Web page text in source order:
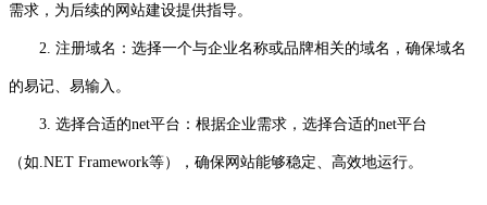
需求，为后续的网站建设提供指导。
2. 注册域名：选择一个与企业名称或品牌相关的域名，确保域名
的易记、易输入。
3. 选择合适的net平台：根据企业需求，选择合适的net平台
（如.NET Framework等），确保网站能够稳定、高效地运行。